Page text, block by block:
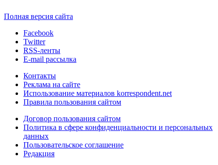
Полная версия сайта
Facebook
Twitter
RSS-ленты
E-mail рассылка
Контакты
Реклама на сайте
Использование материалов korrespondent.net
Правила пользования сайтом
Договор пользования сайтом
Политика в сфере конфиденциальности и персональных
данных
Пользовательское соглашение
Редакция